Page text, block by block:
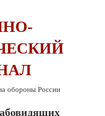
обороны России